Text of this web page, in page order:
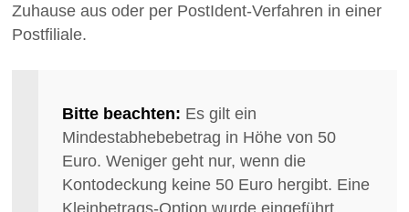
Zuhause aus oder per PostIdent-Verfahren in einer
Postfiliale.
Bitte beachten: Es gilt ein
Mindestabhebebetrag in Höhe von 50
Euro. Weniger geht nur, wenn die
Kontodeckung keine 50 Euro hergibt. Eine